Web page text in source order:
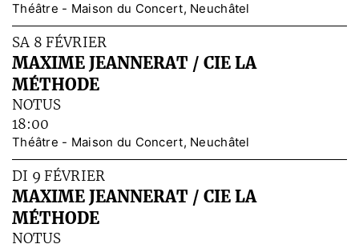
Théâtre - Maison du Concert, Neuchâtel
SA 8 FÉVRIER
MAXIME JEANNERAT / CIE LA
MÉTHODE
NOTUS
18:00
Théâtre - Maison du Concert, Neuchâtel
DI 9 FÉVRIER
MAXIME JEANNERAT / CIE LA
MÉTHODE
NOTUS